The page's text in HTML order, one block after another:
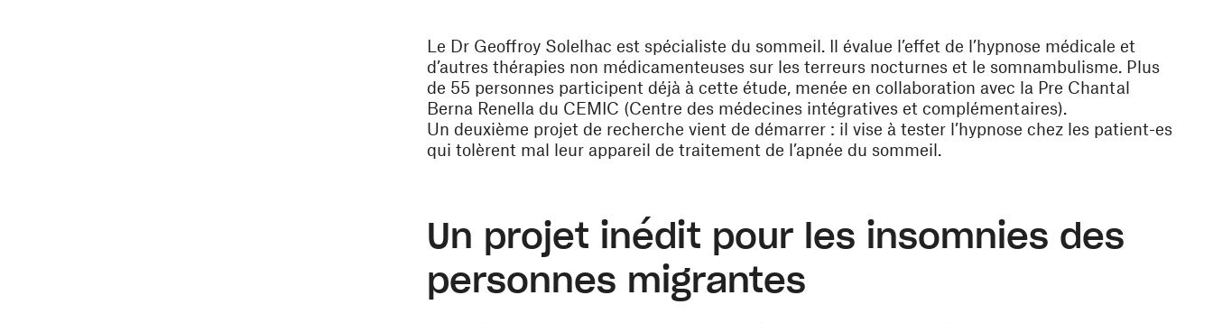
Le Dr Geoffroy Solelhac est spécialiste du sommeil. Il évalue l’effet de l’hypnose médicale et
d’autres thérapies non médicamenteuses sur les terreurs nocturnes et le somnambulisme. Plus
de 55 personnes participent déjà à cette étude, menée en collaboration avec la Pre Chantal
Berna Renella du CEMIC (Centre des médecines intégratives et complémentaires).
Un deuxième projet de recherche vient de démarrer : il vise à tester l’hypnose chez les patient-es
qui tolèrent mal leur appareil de traitement de l’apnée du sommeil.
Un projet inédit pour les insomnies des
personnes migrantes